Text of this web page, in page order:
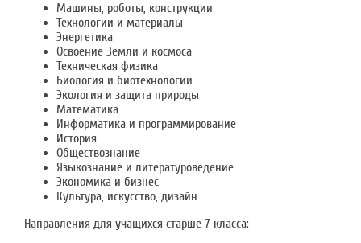
Машины, роботы, конструкции
Технологии и материалы
Энергетика
Освоение Земли и космоса
Техническая физика
Биология и биотехнологии
Экология и защита природы
Математика
Информатика и программирование
История
Обществознание
Языкознание и литературоведение
Экономика и бизнес
Культура, искусство, дизайн
Направления для учащихся старше 7 класса: